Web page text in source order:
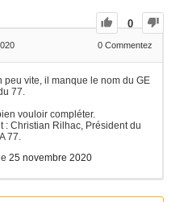
0
0 Commentez
peu vite, il manque le nom du GE
77.
vouloir compléter.
: Christian Rilhac, Président du
77.
25 novembre 2020